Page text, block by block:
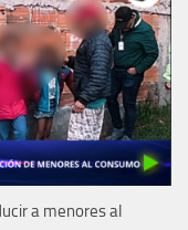
a menores al